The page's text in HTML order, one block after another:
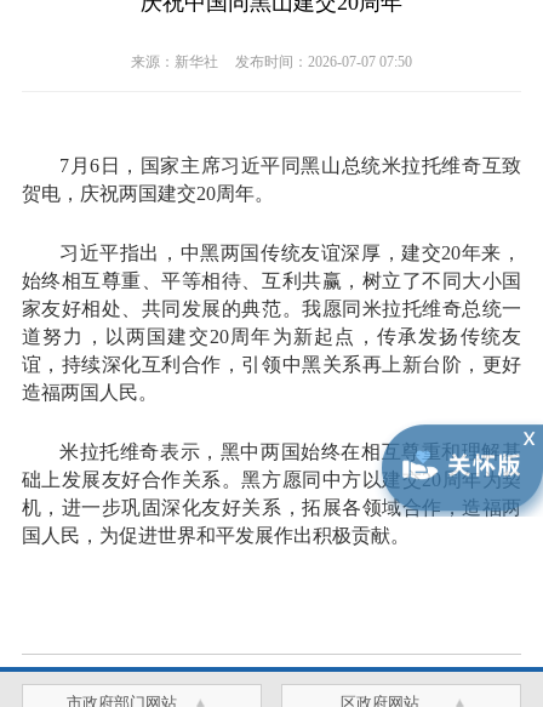
来源：新华社 发布时间：2026-07-07 07:50
7月6日，国家主席习近平同黑山总统米拉托维奇互致
贺电，庆祝两国建交20周年。
习近平指出，中黑两国传统友谊深厚，建交20年来，
始终相互尊重、平等相待、互利共赢，树立了不同大小国
家友好相处、共同发展的典范。我愿同米拉托维奇总统一
道努力，以两国建交20周年为新起点，传承发扬传统友
谊，持续深化互利合作，引领中黑关系再上新台阶，更好
造福两国人民。
米拉托维奇表示，黑中两国始终在相互尊重和理解基
础上发展友好合作关系。黑方愿同中方以建交20周年为契
机，进一步巩固深化友好关系，拓展各领域合作，造福两
国人民，为促进世界和平发展作出积极贡献。
市政府部门网站 区政府网站